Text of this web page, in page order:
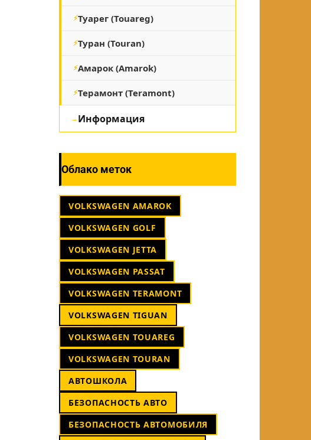
Туарег (Touareg)
Туран (Touran)
Амарок (Amarok)
Терамонт (Teramont)
Информация
Облако меток
VOLKSWAGEN AMAROK
VOLKSWAGEN GOLF
VOLKSWAGEN JETTA
VOLKSWAGEN PASSAT
VOLKSWAGEN TERAMONT
VOLKSWAGEN TIGUAN
VOLKSWAGEN TOUAREG
VOLKSWAGEN TOURAN
АВТОШКОЛА
БЕЗОПАСНОСТЬ АВТО
БЕЗОПАСНОСТЬ АВТОМОБИЛЯ